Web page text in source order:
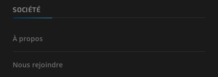
SOCIÉTÉ
À propos
Nous rejoindre